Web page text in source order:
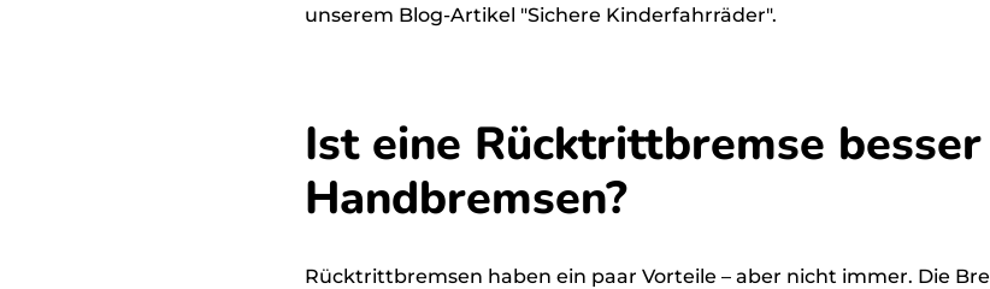
unserem Blog-Artikel "Sichere Kinderfahrräder".
Ist eine Rücktrittbremse
Handbremsen?
Rücktrittbremsen haben ein paar Vorteile – aber nicht immer. Die